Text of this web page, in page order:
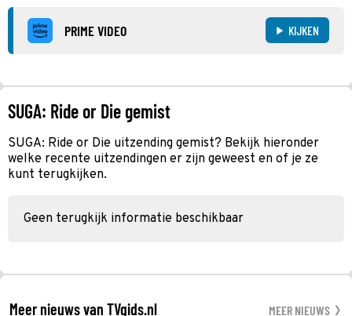
PRIME VIDEO KIJKEN
SUGA: Ride or Die gemist
SUGA: Ride or Die uitzending gemist? Bekijk hieronder
welke recente uitzendingen er zijn geweest en of je ze
kunt terugkijken.
Geen terugkijk informatie beschikbaar
Meer nieuws van TVgids.nl MEER NIEUWS